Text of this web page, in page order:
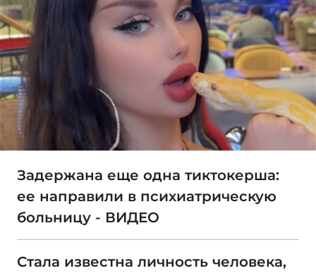
Задержана еще одна тиктокерша:
ее направили в психиатрическую
больницу - ВИДЕО
Стала известна личность человека,